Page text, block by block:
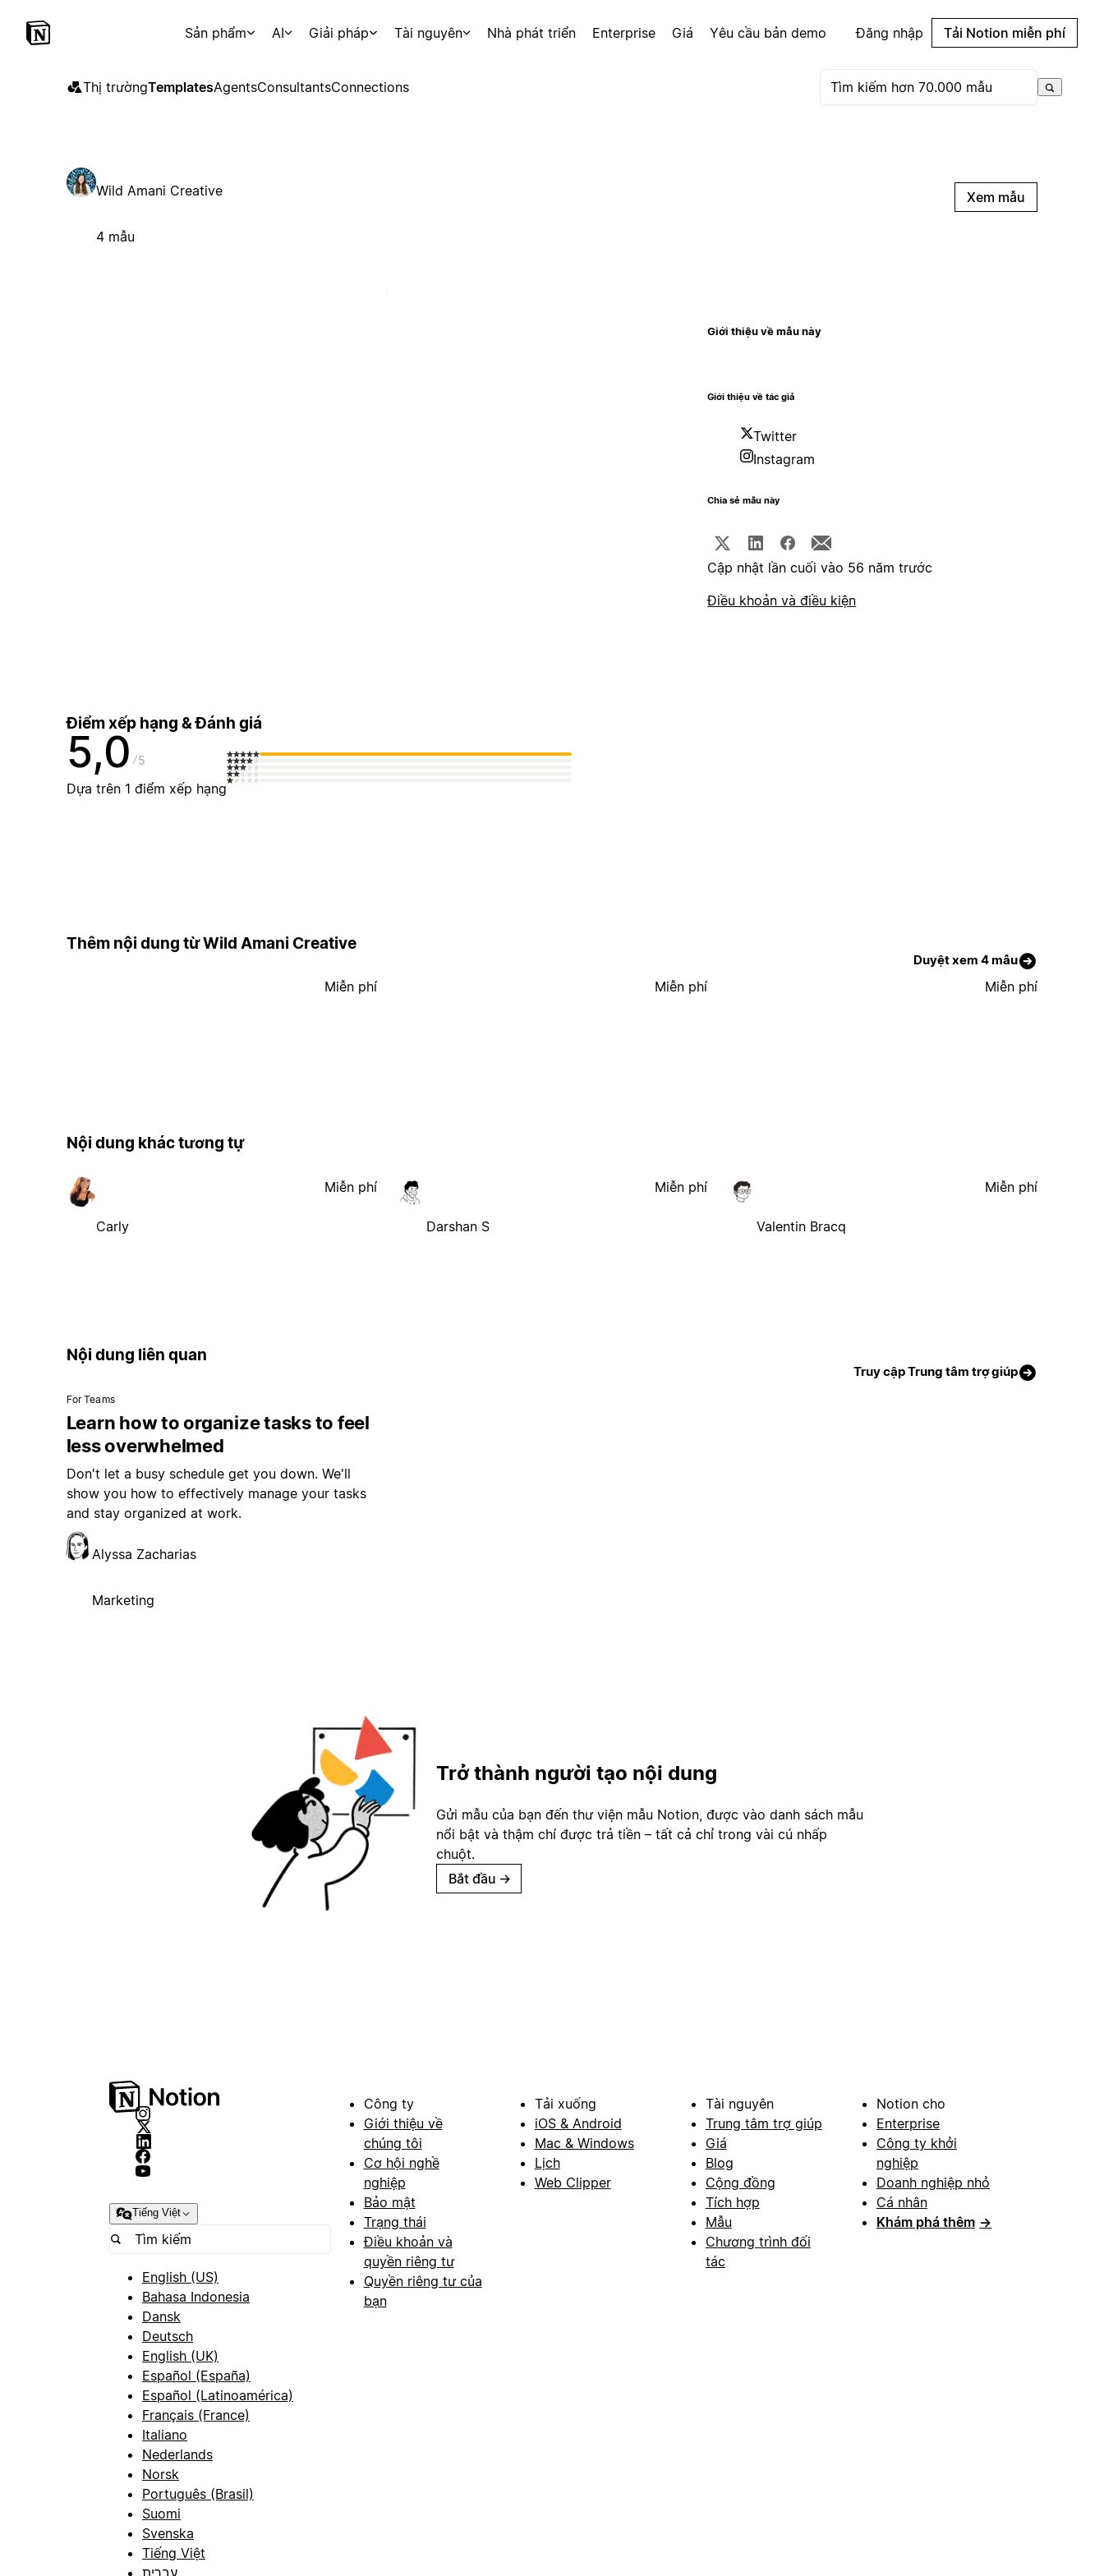
Sản phẩm AI Giải pháp Tài nguyên Nhà phát triển Enterprise Giá Yêu cầu bản demo Đăng nhập Tải Notion miễn phí
Thị trườngTemplatesAgentsConsultantsConnections
Wild Amani Creative
4 mẫu
Xem mẫu
Giới thiệu về mẫu này
Giới thiệu về tác giả
Twitter
Instagram
Chia sẻ mẫu này
Cập nhật lần cuối vào 56 năm trước
Điều khoản và điều kiện
Điểm xếp hạng & Đánh giá
5,0 5
Dựa trên 1 điểm xếp hạng
Thêm nội dung từ Wild Amani Creative
Duyệt xem 4 mẫu
Miễn phí Miễn phí Miễn phí
Nội dung khác tương tự
Carly
Miễn phí
Darshan S
Miễn phí
Valentin Bracq
Miễn phí
Nội dung liên quan
Truy cập Trung tâm trợ giúp
For Teams
Learn how to organize tasks to feel
less overwhelmed
Don't let a busy schedule get you down. We'll
show you how to effectively manage your tasks
and stay organized at work.
Alyssa Zacharias
Marketing
Trở thành người tạo nội dung
Gửi mẫu của bạn đến thư viện mẫu Notion, được vào danh sách mẫu
nổi bật và thậm chí được trả tiền – tất cả chỉ trong vài cú nhấp
chuột.
Bắt đầu →
Tiếng Việt
English (US)
Bahasa Indonesia
Dansk
Deutsch
English (UK)
Español (España)
Español (Latinoamérica)
Français (France)
Italiano
Nederlands
Norsk
Português (Brasil)
Suomi
Svenska
Tiếng Việt
עברית
Công ty
Giới thiệu về
chúng tôi
Cơ hội nghề
nghiệp
Bảo mật
Trạng thái
Điều khoản và
quyền riêng tư
Quyền riêng tư của
bạn
Tải xuống
iOS & Android
Mac & Windows
Lịch
Web Clipper
Tài nguyên
Trung tâm trợ giúp
Giá
Blog
Cộng đồng
Tích hợp
Mẫu
Chương trình đối
tác
Notion cho
Enterprise
Công ty khởi
nghiệp
Doanh nghiệp nhỏ
Cá nhân
Khám phá thêm →